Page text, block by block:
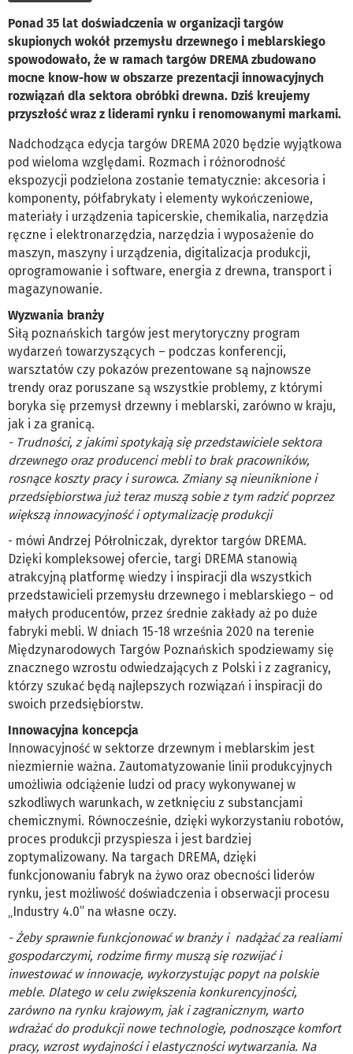
Ponad 35 lat doświadczenia w organizacji targów
skupionych wokół przemysłu drzewnego i meblarskiego
spowodowało, że w ramach targów DREMA zbudowano
mocne know-how w obszarze prezentacji innowacyjnych
rozwiązań dla sektora obróbki drewna. Dziś kreujemy
przyszłość wraz z liderami rynku i renomowanymi markami.
Nadchodząca edycja targów DREMA 2020 będzie wyjątkowa
pod wieloma względami. Rozmach i różnorodność
ekspozycji podzielona zostanie tematycznie: akcesoria i
komponenty, półfabrykaty i elementy wykończeniowe,
materiały i urządzenia tapicerskie, chemikalia, narzędzia
ręczne i elektronarzędzia, narzędzia i wyposażenie do
maszyn, maszyny i urządzenia, digitalizacja produkcji,
oprogramowanie i software, energia z drewna, transport i
magazynowanie.
Wyzwania branży
Siłą poznańskich targów jest merytoryczny program
wydarzeń towarzyszących – podczas konferencji,
warsztatów czy pokazów prezentowane są najnowsze
trendy oraz poruszane są wszystkie problemy, z którymi
boryka się przemysł drzewny i meblarski, zarówno w kraju,
jak i za granicą.
- Trudności, z jakimi spotykają się przedstawiciele sektora
drzewnego oraz producenci mebli to brak pracowników,
rosnące koszty pracy i surowca. Zmiany są nieuniknione i
przedsiębiorstwa już teraz muszą sobie z tym radzić poprzez
większą innowacyjność i optymalizację produkcji
- mówi Andrzej Półrolniczak, dyrektor targów DREMA.
Dzięki kompleksowej ofercie, targi DREMA stanowią
atrakcyjną platformę wiedzy i inspiracji dla wszystkich
przedstawicieli przemysłu drzewnego i meblarskiego – od
małych producentów, przez średnie zakłady aż po duże
fabryki mebli. W dniach 15-18 września 2020 na terenie
Międzynarodowych Targów Poznańskich spodziewamy się
znacznego wzrostu odwiedzających z Polski i z zagranicy,
którzy szukać będą najlepszych rozwiązań i inspiracji do
swoich przedsiębiorstw.
Innowacyjna koncepcja
Innowacyjność w sektorze drzewnym i meblarskim jest
niezmiernie ważna. Zautomatyzowanie linii produkcyjnych
umożliwia odciążenie ludzi od pracy wykonywanej w
szkodliwych warunkach, w zetknięciu z substancjami
chemicznymi. Równocześnie, dzięki wykorzystaniu robotów,
proces produkcji przyspiesza i jest bardziej
zoptymalizowany. Na targach DREMA, dzięki
funkcjonowaniu fabryk na żywo oraz obecności liderów
rynku, jest możliwość doświadczenia i obserwacji procesu
„Industry 4.0” na własne oczy.
- Żeby sprawnie funkcjonować w branży i nadążać za realiami
gospodarczymi, rodzime firmy muszą się rozwijać i
inwestować w innowacje, wykorzystując popyt na polskie
meble. Dlatego w celu zwiększenia konkurencyjności,
zarówno na rynku krajowym, jak i zagranicznym, warto
wdrażać do produkcji nowe technologie, podnoszące komfort
pracy, wzrost wydajności i elastyczności wytwarzania. Na